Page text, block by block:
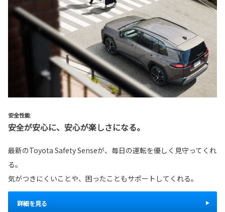
安全性能
安全が安心に、安心が楽しさになる。
最新のToyota Safety Senseが、毎日の運転を優しく見守ってくれ
る。
気がつきにくいことや、困ったこともサポートしてくれる。
詳細を見る